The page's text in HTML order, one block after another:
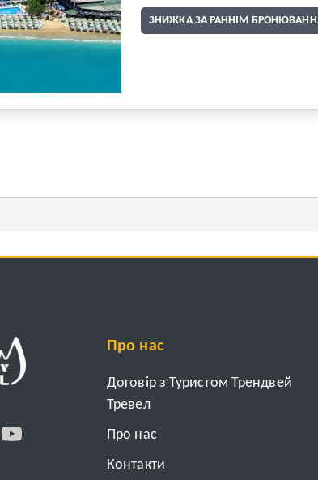
ЗНИЖКА ЗА РАННІМ
Про нас
Договір з Туристом Трендвей
Тревел
Про нас
Контакти